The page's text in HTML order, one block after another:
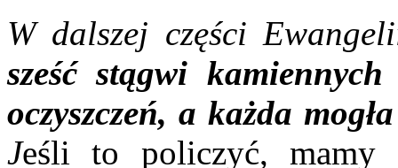
W dalszej części
sześć stągwi
oczyszczeń, a każda
Jeśli to policzyć,